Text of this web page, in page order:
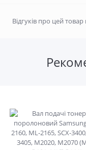
Відгуків про цей